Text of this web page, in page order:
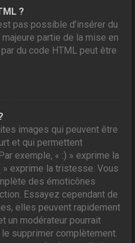
?
pas possible d’insérer du
partie de la mise en
du code HTML peut être
images qui peuvent être
et qui permettent
exemple, « :) » exprime la
» exprime la tristesse. Vous
des émoticônes
Essayez cependant de
elles peuvent rapidement
un modérateur pourrait
supprimer complètement.